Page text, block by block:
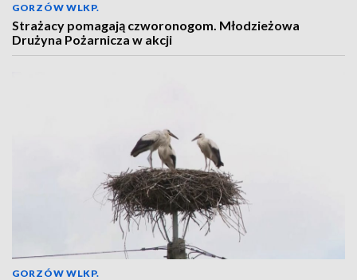
GORZÓW WLKP.
Strażacy pomagają czworonogom. Młodzieżowa
Drużyna Pożarnicza w akcji
GORZÓW WLKP.